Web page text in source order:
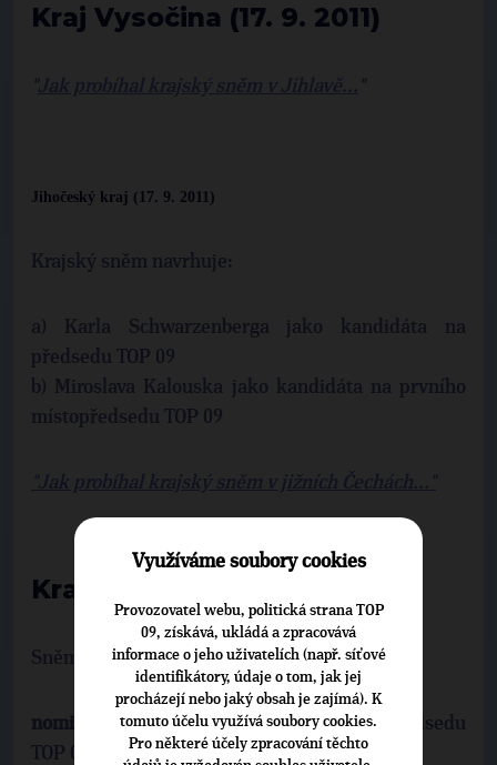
Kraj Vysočina (17. 9. 2011)
"Jak probíhal krajský sněm v Jihlavě... "
Jihočeský kraj (17. 9. 2011)
Krajský sněm navrhuje:
a) Karla Schwarzenberga jako kandidáta na
předsedu TOP 09
b) Miroslava Kalouska jako kandidáta na prvního
místopředsedu TOP 09
Kraj Praha (30. 9. 2011)
Sněm krajské organizace TOP 09 Praha:
nominujeKarla Schwarzenberga na předsedu
TOP 09;
Využíváme soubory cookies
Provozovatel webu, politická strana TOP
09, získává, ukládá a zpracovává
informace o jeho uživatelích (např. síťové
identifikátory, údaje o tom, jak jej
procházejí nebo jaký obsah je zajímá). K
tomuto účelu využívá soubory cookies.
Pro některé účely zpracování těchto